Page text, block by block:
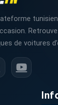
de voitures